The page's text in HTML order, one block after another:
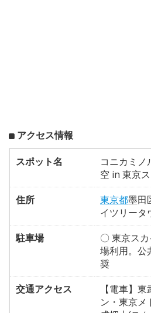
アクセス情報
スポット名
コニカミノ
空 in 東京
住所
東京都墨田
イツリータ
駐車場
〇 東京ス
場利用。公
奨
交通アクセス
【電車】
ン・東京メ